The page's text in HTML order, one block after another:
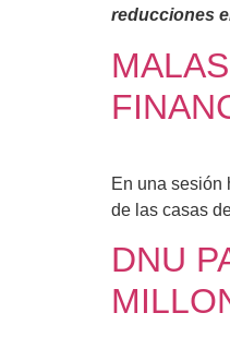
reducciones
En una sesión
de las casas
DNU